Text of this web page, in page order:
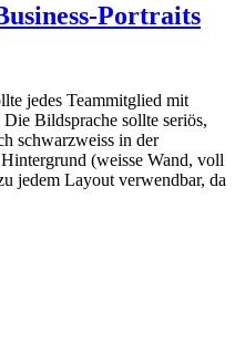
Portraits
jedes Teammitglied mit
Bildsprache sollte seriös,
schwarzweiss in der
(weisse Wand, voll
jedem Layout verwendbar, da